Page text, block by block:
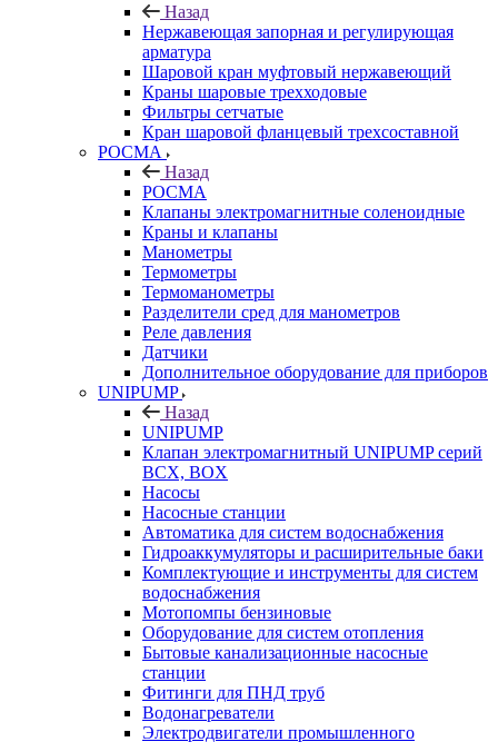
Назад
Нержавеющая запорная и регулирующая
арматура
Шаровой кран муфтовый нержавеющий
Краны шаровые трехходовые
Фильтры сетчатые
Кран шаровой фланцевый трехсоставной
РОСМА
Назад
РОСМА
Клапаны электромагнитные соленоидные
Краны и клапаны
Манометры
Термометры
Термоманометры
Разделители сред для манометров
Реле давления
Датчики
Дополнительное оборудование для приборов
UNIPUMP
Назад
UNIPUMP
Клапан электромагнитный UNIPUMP серий
BCX, BOX
Насосы
Насосные станции
Автоматика для систем водоснабжения
Гидроаккумуляторы и расширительные баки
Комплектующие и инструменты для систем
водоснабжения
Мотопомпы бензиновые
Оборудование для систем отопления
Бытовые канализационные насосные
станции
Фитинги для ПНД труб
Водонагреватели
Электродвигатели промышленного